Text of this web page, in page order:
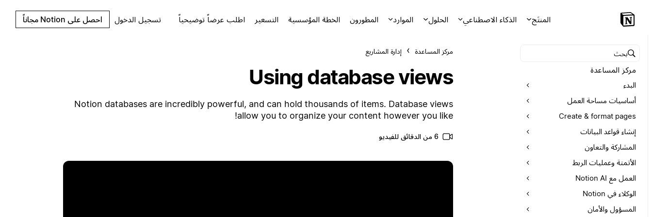
المنتَج الذكاء الاصطناعي الحلول الموارد المطورون الخطة المؤسسية التسعير اطلب عرضاً توضيحياً تسجيل الدخول احصل على Notion مجاناً
البحث في مركز المساعدة
مركز المساعدة
البدء
أساسيات مساحة العمل
Create & format pages
إنشاء قواعد البيانات
المشاركة والتعاون
الأتمتة وعمليات الربط
العمل مع Notion AI
الوكلاء في Notion
المسؤول والأمان
مركز المساعدة إدارة المشاريع
Using database views
Notion databases are incredibly powerful, and can hold thousands of items. Database views
allow you to organize your content however you like!
6 من الدقائق للفيديو